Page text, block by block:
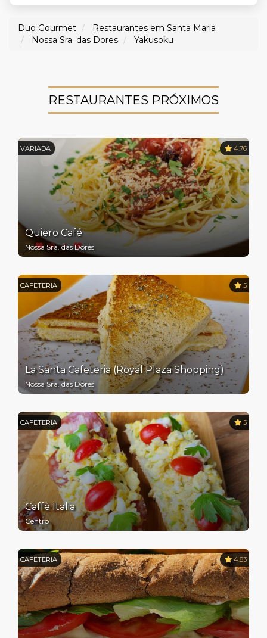
Duo Gourmet
Restaurantes em Santa Maria
Nossa Sra. das Dores
Yakusoku
RESTAURANTES PRÓXIMOS
VARIADA 4.76
Quiero Café
Nossa Sra. das Dores
CAFETERIA 5
La Santa Cafeteria (Royal Plaza Shopping)
Nossa Sra. das Dores
CAFETERIA 5
Caffè Italia
Centro
CAFETERIA 4.83